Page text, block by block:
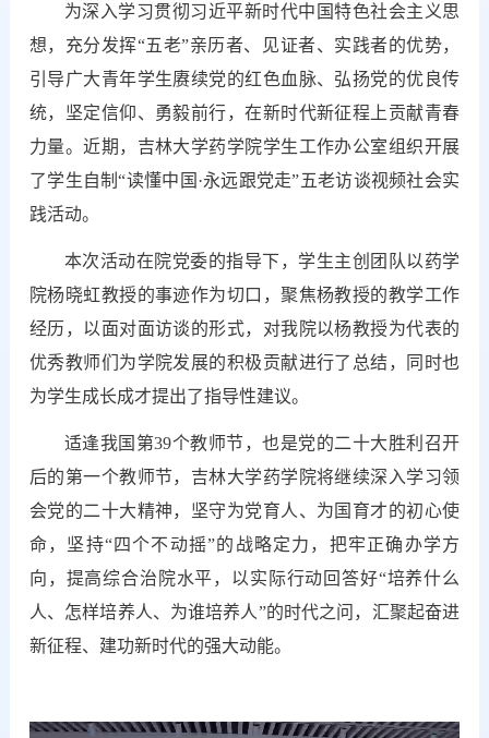
为深入学习贯彻习近平新时代中国特色社会主义思
想，充分发挥“五老”亲历者、见证者、实践者的优势，
引导广大青年学生赓续党的红色血脉、弘扬党的优良传
统，坚定信仰、勇毅前行，在新时代新征程上贡献青春
力量。近期，吉林大学药学院学生工作办公室组织开展
了学生自制“读懂中国·永远跟党走”五老访谈视频社会实
践活动。
本次活动在院党委的指导下，学生主创团队以药学
院杨晓虹教授的事迹作为切口，聚焦杨教授的教学工作
经历，以面对面访谈的形式，对我院以杨教授为代表的
优秀教师们为学院发展的积极贡献进行了总结，同时也
为学生成长成才提出了指导性建议。
适逢我国第39个教师节，也是党的二十大胜利召开
后的第一个教师节，吉林大学药学院将继续深入学习领
会党的二十大精神，坚守为党育人、为国育才的初心使
命，坚持“四个不动摇”的战略定力，把牢正确办学方
向，提高综合治 院水平，以实际行动回答好“培养什么
人、怎样培养人、为谁培养人”的时代之问 ，汇聚起奋进
新征程、建功新时代的强大动能。